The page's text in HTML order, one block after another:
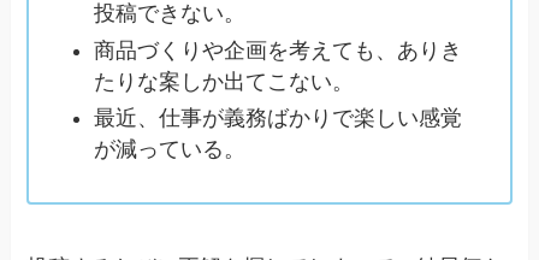
投稿できない。
商品づくりや企画を考えても、ありき
たりな案しか出てこない。
最近、仕事が義務ばかりで楽しい感覚
が減っている。